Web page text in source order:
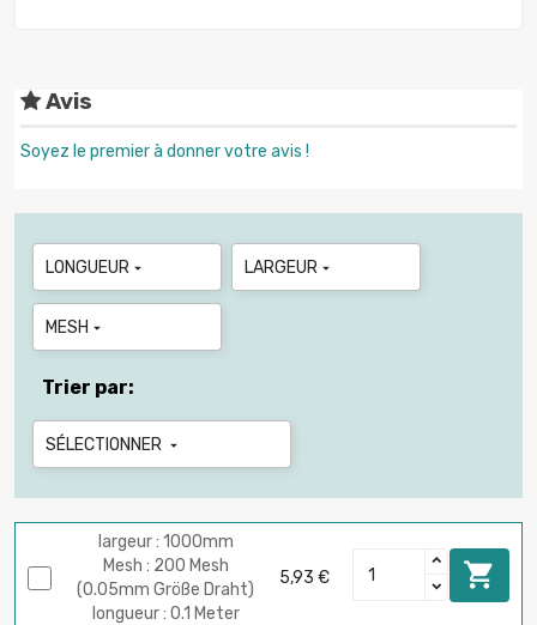
Avis
Soyez le premier à donner votre avis !
LONGUEUR  LARGEUR 
MESH 
Trier par:
SÉLECTIONNER 
largeur : 1000mm
Mesh : 200 Mesh
(0.05mm Größe Draht)
longueur : 0.1 Meter
5,93 € 